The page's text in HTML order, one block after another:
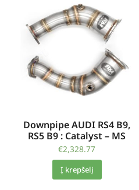
Downpipe AUDI RS4 B9,
RS5 B9 : Catalyst – MS
€2,328.77
Į krepšelį